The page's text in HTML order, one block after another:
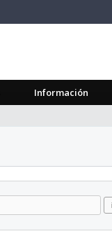
Información